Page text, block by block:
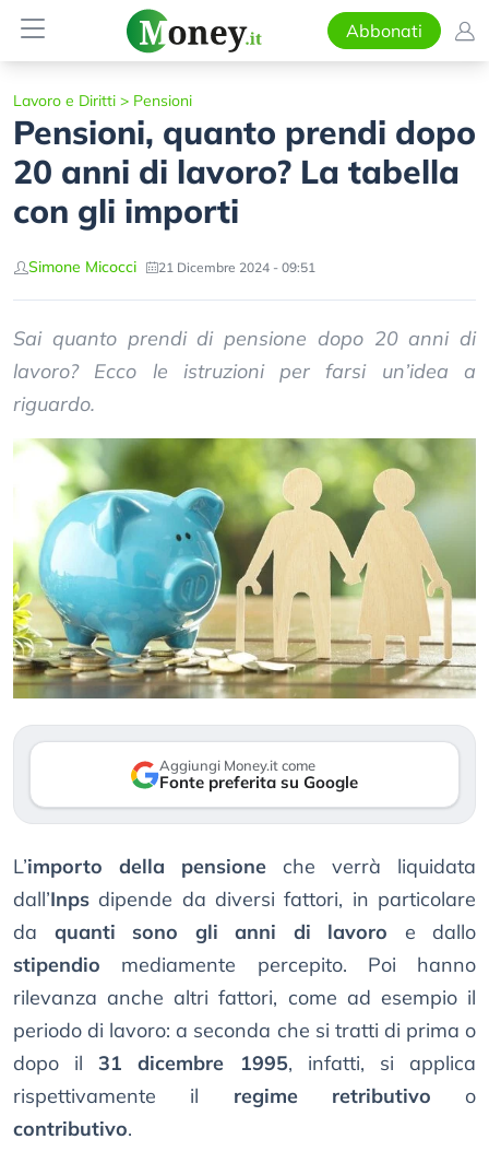
Abbonati
Lavoro e Diritti > Pensioni
Pensioni, quanto prendi dopo
20 anni di lavoro? La tabella
con gli importi
Simone Micocci 21 Dicembre 2024 - 09:51
Sai quanto prendi di pensione dopo 20 anni di
lavoro? Ecco le istruzioni per farsi un’idea a
riguardo.
Aggiungi Money.it come
Fonte preferita su Google
L’importo della pensione che verrà liquidata
dall’Inps dipende da diversi fattori, in particolare
da quanti sono gli anni di lavoro e dallo
stipendio mediamente percepito. Poi hanno
rilevanza anche altri fattori, come ad esempio il
periodo di lavoro: a seconda che si tratti di prima o
dopo il31 dicembre 1995, infatti, si applica
rispettivamente il regime retributivo o
contributivo.